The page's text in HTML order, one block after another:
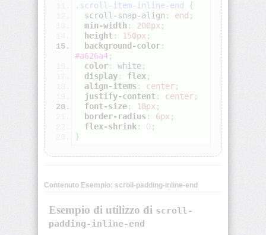
animation-
direction
animation-
duration
animation-
fill-
mode
animation-
iteration-
count
name
animation-
play-
.scroll-item-inline-end
{
  scroll-snap-align
: end ;
min-width : 200px ;
height : 150px ;
background-color:
#a626a4;
color: white;
display: flex;
align-items : center;
justify-content : center;
font-size: 18px ;
border-radius : 6px ;
flex-shrink: 0 ;
}
Contenuto Esempio: scroll-padding-inline-end